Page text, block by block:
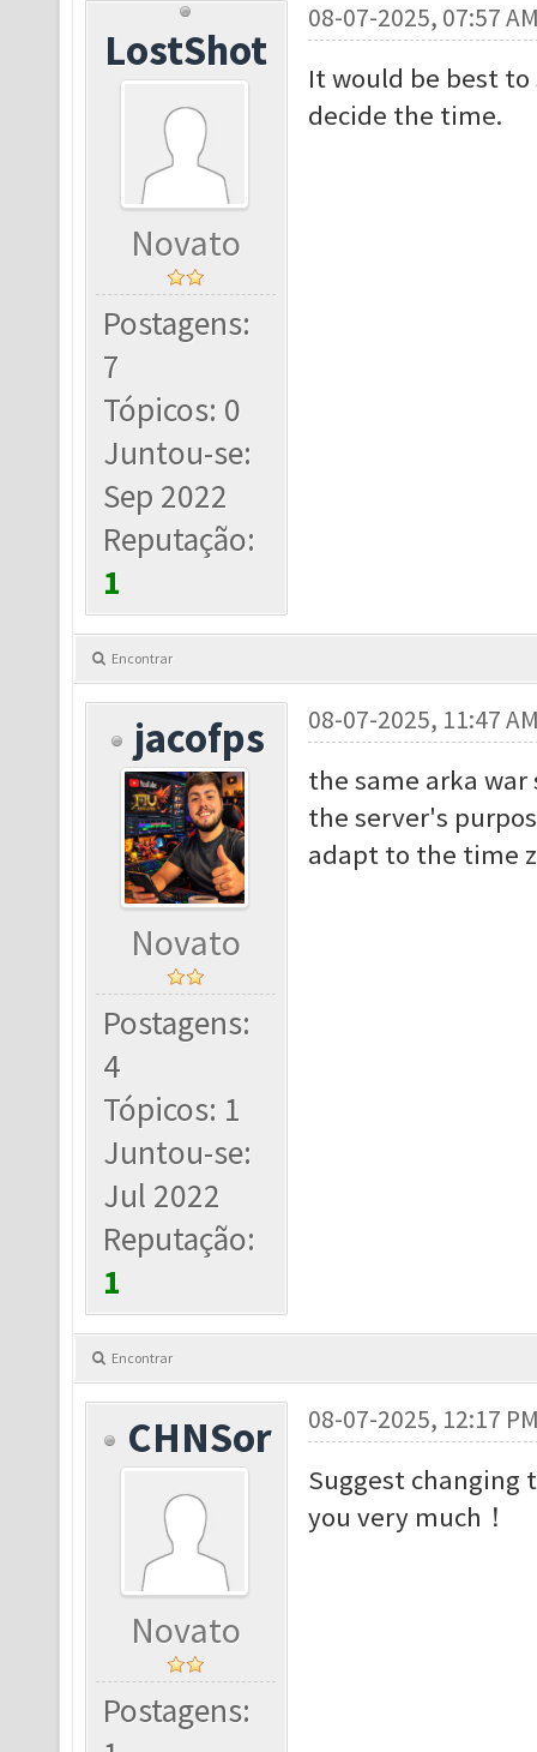
LostShot
Novato
Postagens:
7
Tópicos: 0
Juntou-se:
Sep 2022
Reputação:
1
08-07-2025, 07:57
It would be best
decide the time.
Encontrar
jacofps
Novato
Postagens:
4
Tópicos: 1
Juntou-se:
Jul 2022
Reputação:
1
08-07-2025, 11:47
the same arka
the server's
adapt to the time
Encontrar
CHNSor
Novato
Postagens:
08-07-2025, 12:17
Suggest changing
you very much！